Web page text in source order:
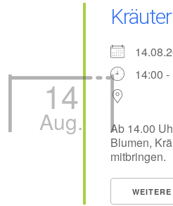
14
Aug.
14:00 -
Ab 14.00
Blumen,
mitbringen.